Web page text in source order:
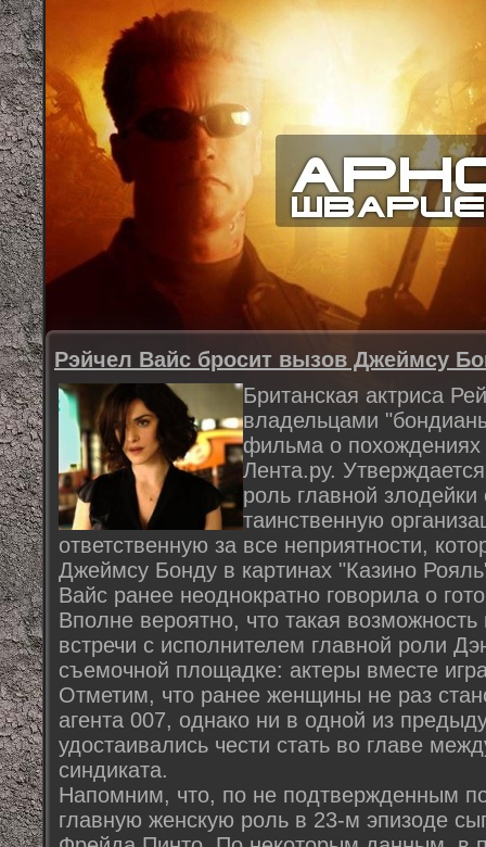
Рэйчел Вайс бросит вызов Джеймсу
Британская актриса
владельцами
фильма о похождениях
Лента.ру.
роль главной
таинственную
ответственную за все неприятности,
Джеймсу Бонду в картинах "Казино
Вайс ранее неоднократно говорила о
Вполне вероятно, что такая
встречи с исполнителем главной роли
съемочной площадке: актеры вместе
Отметим, что ранее женщины не раз
агента 007, однако ни в одной из
удостаивались чести стать во главе
синдиката.
Напомним, что, по не подтвержденным
главную женскую роль в 23-м эпизоде